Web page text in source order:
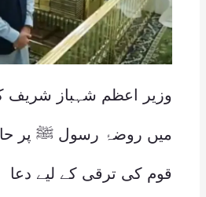
وزیر اعظم شہباز شریف
میں روضۂ رسول ﷺ پر
قوم کی ترقی کے لیے دعا